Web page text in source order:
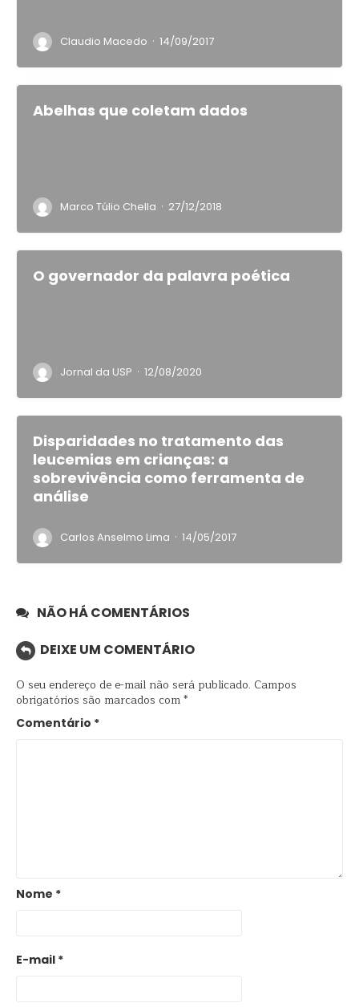
Claudio Macedo · 14/09/2017
Abelhas que coletam dados
Marco Túlio Chella · 27/12/2018
O governador da palavra poética
Jornal da USP · 12/08/2020
Disparidades no tratamento das
leucemias em crianças: a
sobrevivência como ferramenta de
análise
Carlos Anselmo Lima · 14/05/2017
NÃO HÁ COMENTÁRIOS
DEIXE UM COMENTÁRIO
O seu endereço de e-mail não será publicado. Campos
obrigatórios são marcados com*
Comentário *
Nome *
E-mail *